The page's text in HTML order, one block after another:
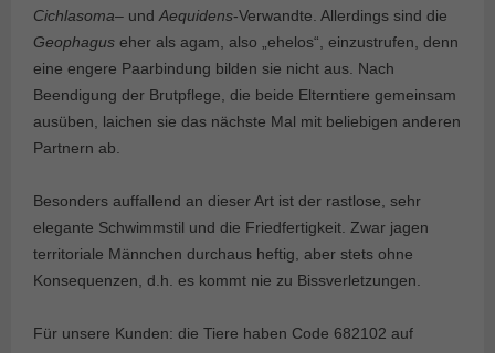
Cichlasoma– und Aequidens-Verwandte. Allerdings sind die
Geophagus eher als agam, also „ehelos“, einzustrufen, denn
eine engere Paarbindung bilden sie nicht aus. Nach
Beendigung der Brutpflege, die beide Elterntiere gemeinsam
ausüben, laichen sie das nächste Mal mit beliebigen anderen
Partnern ab.
Besonders auffallend an dieser Art ist der rastlose, sehr
elegante Schwimmstil und die Friedfertigkeit. Zwar jagen
territoriale Männchen durchaus heftig, aber stets ohne
Konsequenzen, d.h. es kommt nie zu Bissverletzungen.
Für unsere Kunden: die Tiere haben Code 682102 auf